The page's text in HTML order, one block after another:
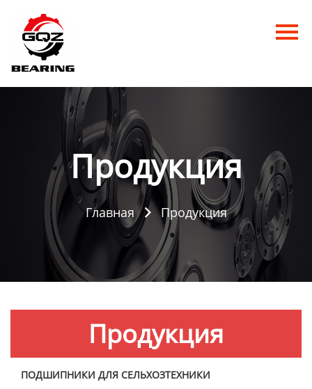
Главная
Продукция
Новости
Контакты Продукция
Главная  Продукция
Продукция
ПОДШИПНИКИ ДЛЯ СЕЛЬХОЗТЕХНИКИ